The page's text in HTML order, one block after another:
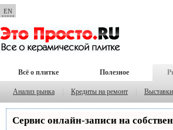
EN
Всё о плитке Полезное
Анализ рынка Кредиты на ремонт Выставки
Сервис онлайн-записи на